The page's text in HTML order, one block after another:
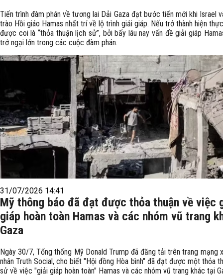
Tiến trình đàm phán về tương lai Dải Gaza đạt bước tiến mới khi Israel
trào Hồi giáo Hamas nhất trí về lộ trình giải giáp. Nếu trở thành hiện
được coi là “thỏa thuận lịch sử”, bởi bấy lâu nay vấn đề giải giáp
trở ngại lớn trong các cuộc đàm phán.
31/07/2026 14:41
Mỹ thông báo đã đạt được thỏa thuận về việc
giáp hoàn toàn Hamas và các nhóm vũ trang
Gaza
Ngày 30/7, Tổng thống Mỹ Donald Trump đã đăng tải trên trang mạng
nhân Truth Social, cho biết "Hội đồng Hòa bình" đã đạt được một thỏa
sử về việc "giải giáp hoàn toàn" Hamas và các nhóm vũ trang khác tại